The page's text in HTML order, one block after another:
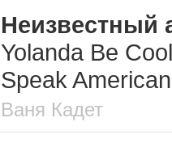
Неизвестный
Yolanda Be
Speak
Ваня Кадет